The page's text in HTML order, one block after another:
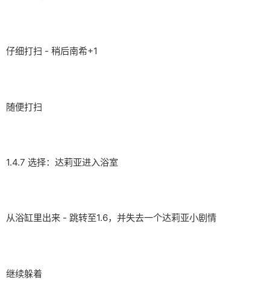
仔细打扫 - 稍后南希+1
随便打扫
1.4.7 选择：达莉亚进入浴室
从浴缸里出来 - 跳转至1.6，并失去一个达莉亚小剧情
继续躲着